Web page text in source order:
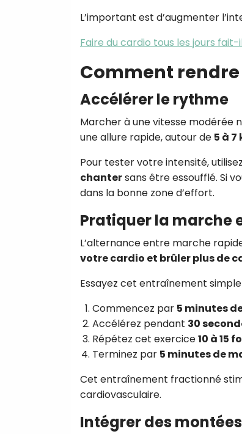
L’important est d’augmenter
Faire du cardio tous les jours fait-
Comment
Accélérer le rythme
Marcher à une vitesse modérée
une allure rapide, autour de 5 à 7
Pour tester votre intensité, utilisez
chantersans être essoufflé. Si
dans la bonne zone d’effort.
Pratiquer la marche
L’alternance entre marche
votre cardio et brûler plus de
Essayez cet entraînement simple
Commencez par 5 minutes
Accélérez pendant 30
Répétez cet exercice10 à 15
Terminez par 5 minutes de
Cet entraînement fractionné
cardiovasculaire.
Intégrer des